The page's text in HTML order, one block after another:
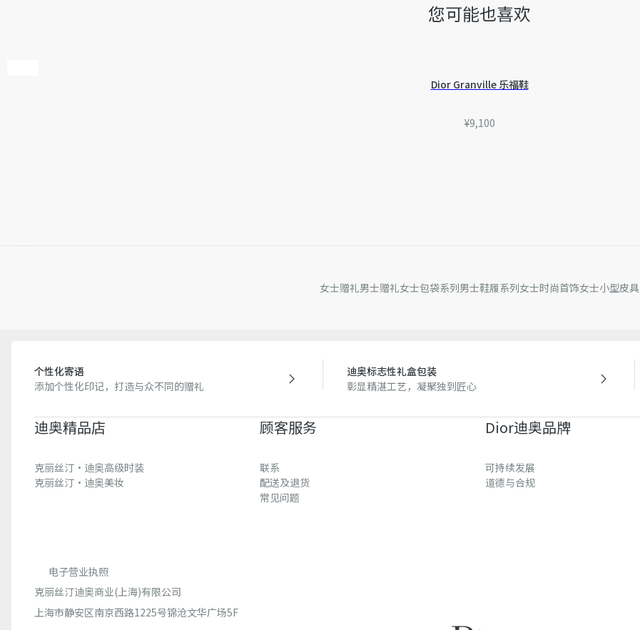
您可能也喜欢
Dior Granville 乐福鞋
¥9,100
女士赠礼男士赠礼女士包袋系列男士鞋履系列女士时尚首饰女士小型皮具
个性化寄语
添加个性化印记，打造与众不同的赠礼
迪奥标志性礼盒包装
彰显精湛工艺，凝聚独到匠心
迪奥精品店
克丽丝汀·迪奥高级时装
克丽丝汀·迪奥美妆
顾客服务
联系
配送及退货
常见问题
Dior迪奥品牌
可持续发展
道德与合规
电子营业执照
克丽丝汀迪奥商业(上海)有限公司
上海市静安区南京西路1225号锦沧文华广场5F